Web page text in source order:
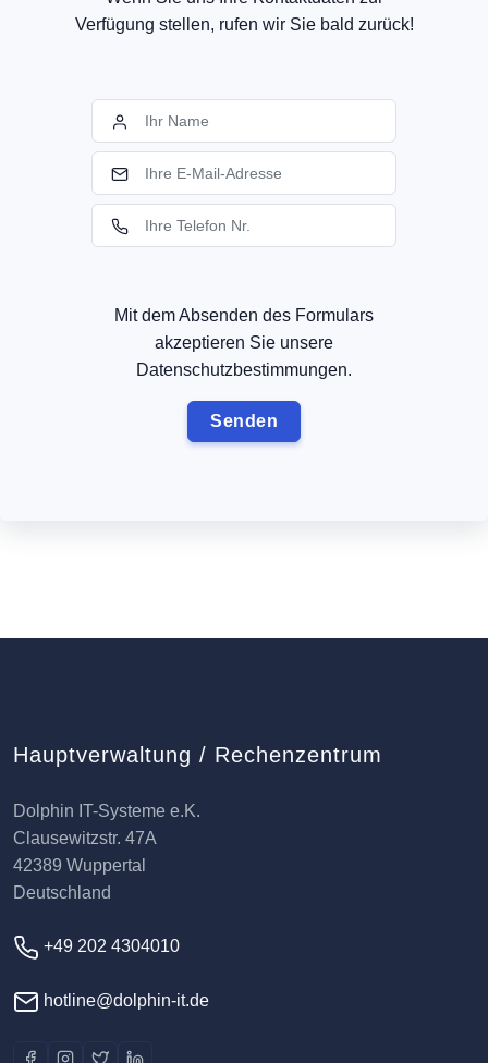
Verfügung stellen, rufen wir Sie bald zurück!
Mit dem Absenden des Formulars
akzeptieren Sie unsere
Datenschutzbestimmungen.
Hauptverwaltung / Rechenzentrum
Dolphin IT-Systeme e.K.
Clausewitzstr. 47A
42389 Wuppertal
Deutschland
+49 202 4304010
hotline@dolphin-it.de